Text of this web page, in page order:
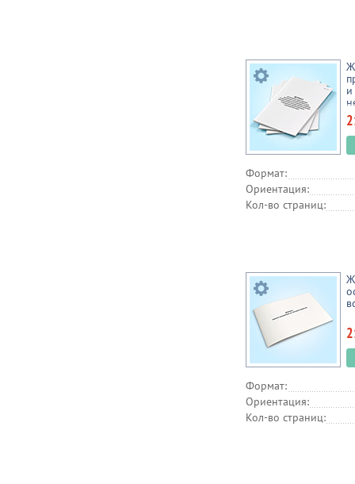
Формат:
Ориентация:
Кол-во страниц:
Формат:
Ориентация:
Кол-во страниц: